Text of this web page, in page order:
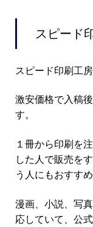
スピード
スピード印刷工
激安価格で入稿
す。
１冊から印刷を
した人で販売を
う人にもおすすめ
漫画、小説、写
応していて、公